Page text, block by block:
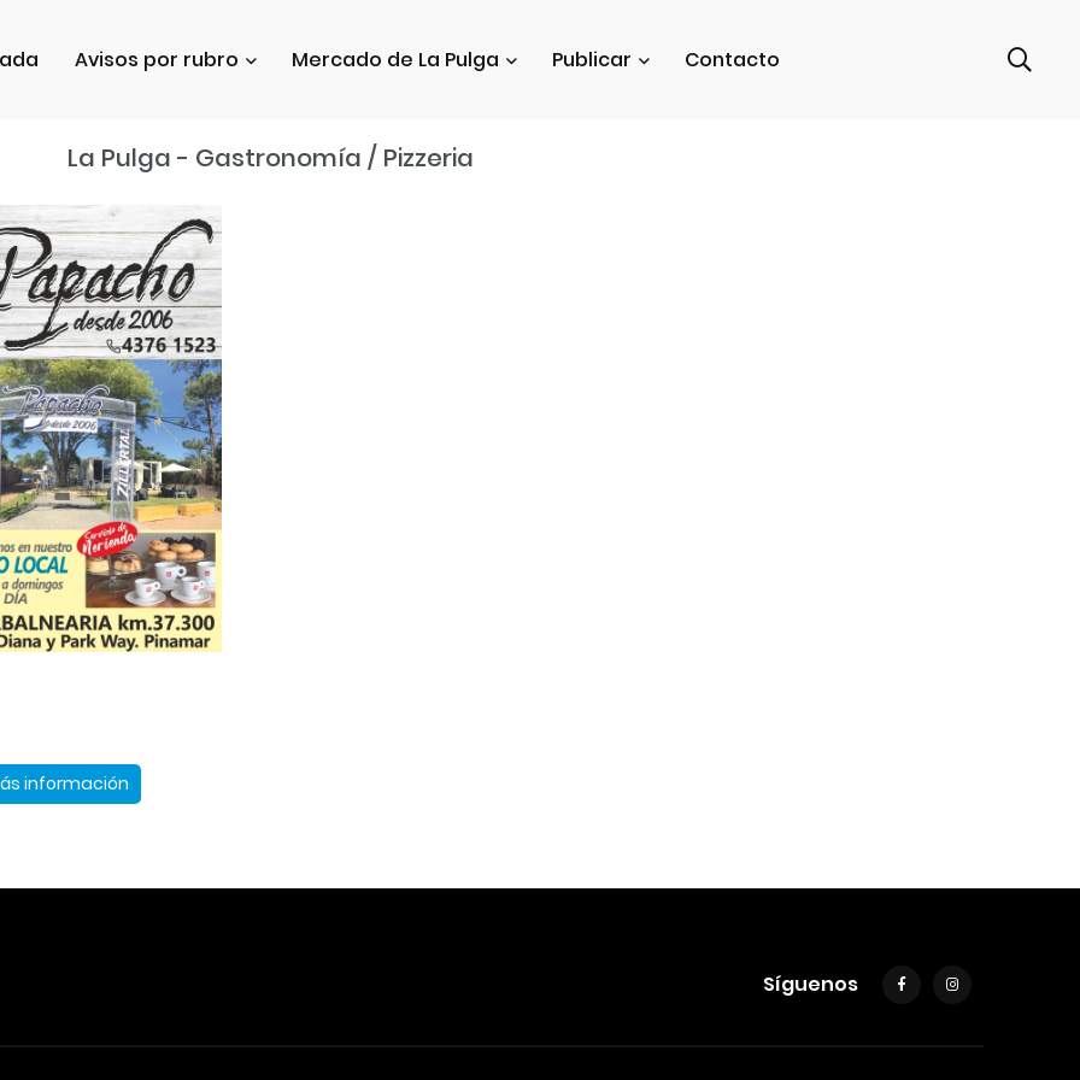
Avisos por rubro Mercado de La Pulga Publicar Contacto
La Pulga - Gastronomía / Pizzeria
información
Síguenos